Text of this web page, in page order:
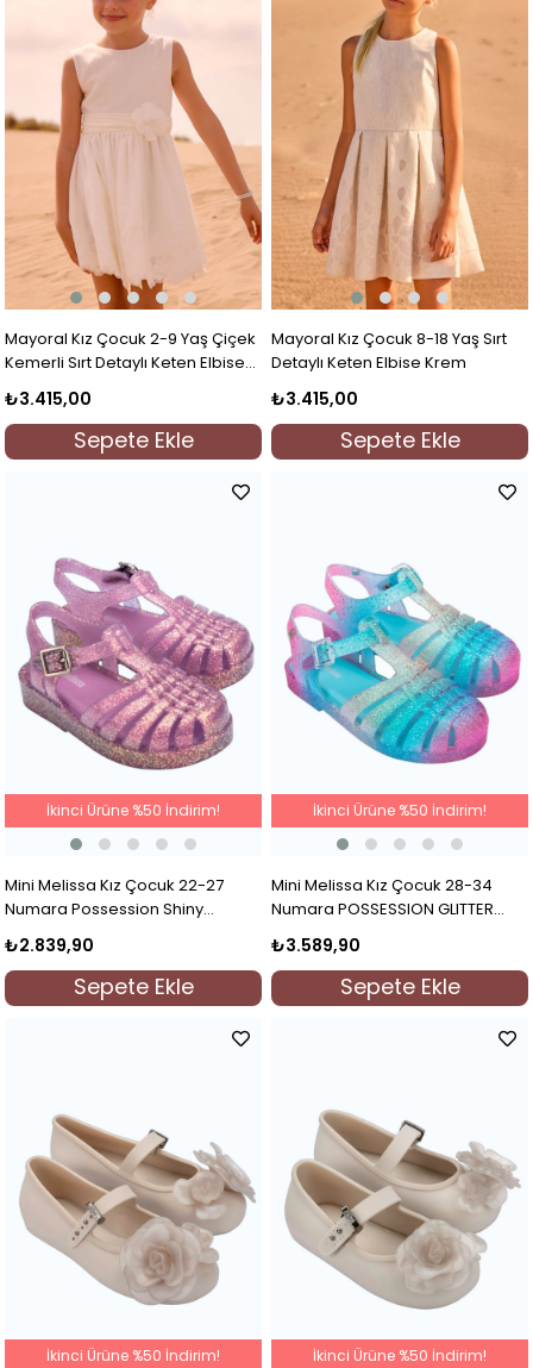
Mayoral Kız Çocuk 2-9 Yaş Çiçek
Kemerli Sırt Detaylı Keten Elbise
Ekru
₺3.415,00
Sepete Ekle
Mayoral Kız Çocuk 8-18 Yaş Sırt
Detaylı Keten Elbise Krem
₺3.415,00
Sepete Ekle
Mini Melissa Kız Çocuk 22-27
Numara Possession Shiny
₺2.839,90
Sepete Ekle
İkinci Ürüne %50 İndirim!
Mini Melissa Kız Çocuk 28-34
Numara POSSESSION GLITTER
₺3.589,90
Sepete Ekle
İkinci Ürüne %50 İndirim!
İkinci Ürüne %50 İndirim! İkinci Ürüne %50 İndirim!